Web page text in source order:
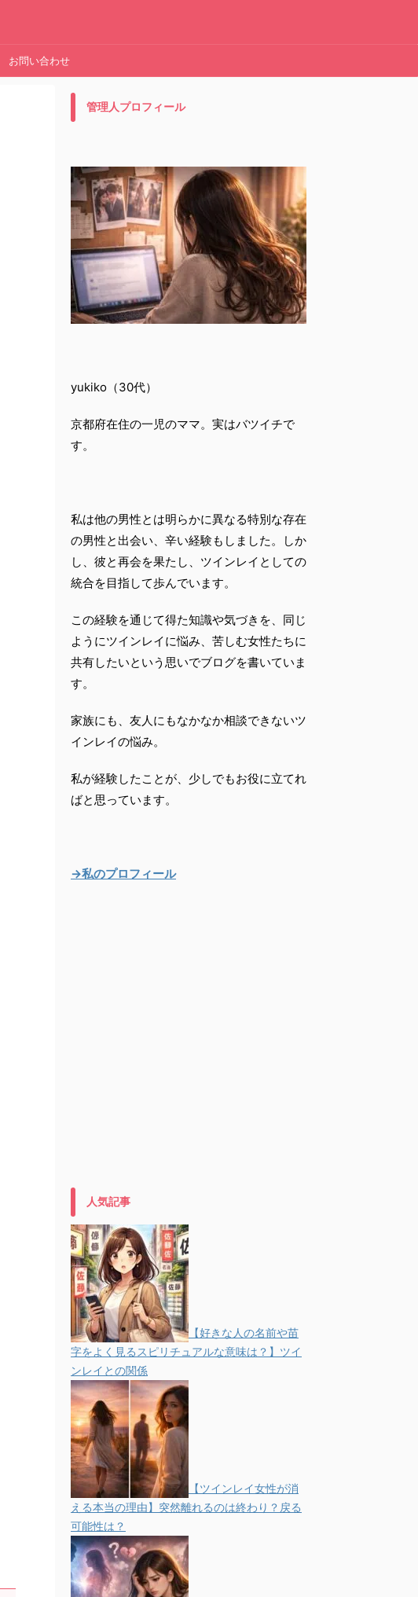
お問い合わせ
管理人プロフィール
yukiko（30代）
京都府在住の一児のママ。実はバツイチで
す。
私は他の男性とは明らかに異なる特別な存在
の男性と出会い、辛い経験もしました。しか
し、彼と再会を果たし、ツインレイとしての
統合を目指して歩んでいます。
この経験を通じて得た知識や気づきを、同じ
ようにツインレイに悩み、苦しむ女性たちに
共有したいという思いでブログを書いていま
す。
家族にも、友人にもなかなか相談できないツ
インレイの悩み。
私が経験したことが、少しでもお役に立てれ
ばと思っています。
→私のプロフィール
人気記事
【好きな人の名前や苗
字をよく見るスピリチュアルな意味は？】ツイ
ンレイとの関係
【ツインレイ女性が消
える本当の理由】突然離れるのは終わり？戻る
可能性は？